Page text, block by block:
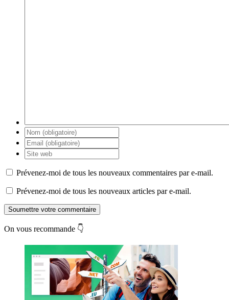
Prévenez-moi de tous les nouveaux commentaires par e-mail.
Prévenez-moi de tous les nouveaux articles par e-mail.
Soumettre votre commentaire
On vous recommande 👇